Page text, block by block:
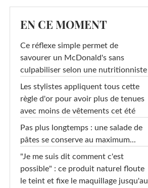
EN CE MOMENT
Ce réflexe simple permet de
savourer un McDonald's sans
culpabiliser selon une nutritionniste
Les stylistes appliquent tous cette
règle d'or pour avoir plus de tenues
avec moins de vêtements cet été
Pas plus longtemps : une salade de
pâtes se conserve au maximum...
"Je me suis dit comment c'est
possible" : ce produit naturel floute
le teint et fixe le maquillage jusqu'au